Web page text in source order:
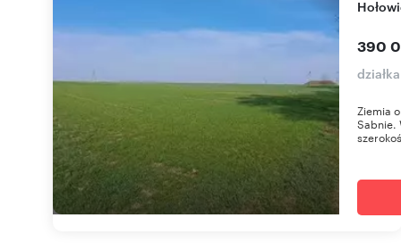
390
Ziemia
Sabnie.